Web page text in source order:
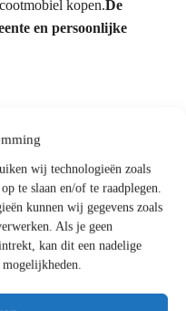
wij technologieën zoals
te slaan en/of te raadplegen.
kunnen wij gegevens zoals
Als je geen
kan dit een nadelige
kopen.De
en persoonlijke
afgewezen
Tubbergen voor